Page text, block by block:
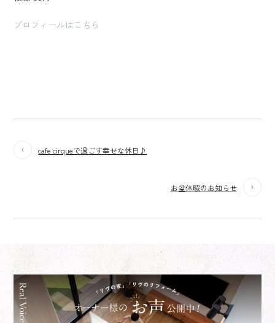
プロフィールはこちら
cafe cirqueで過ごす幸せな休日♪
お盆休暇のお知らせ